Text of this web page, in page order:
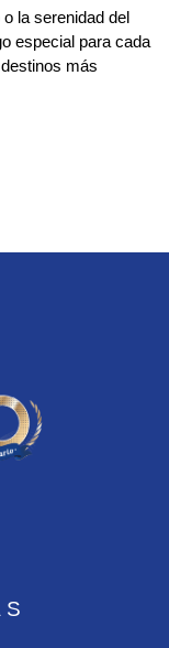
la serenidad del
especial para cada
más